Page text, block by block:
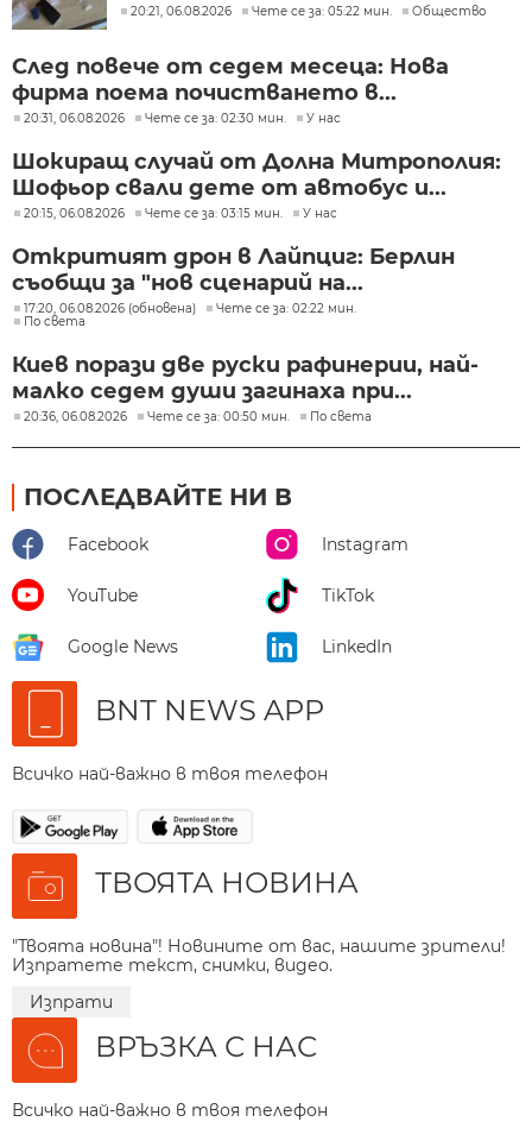
20:21, 06.08.2026 Чете се за: 05:22 мин. Общество
След повече от седем месеца: Нова
фирма поема почистването в...
20:31, 06.08.2026 Чете се за: 02:30 мин. У нас
Шокиращ случай от Долна Митрополия:
Шофьор свали дете от автобус и...
20:15, 06.08.2026 Чете се за: 03:15 мин. У нас
Откритият дрон в Лайпциг: Берлин
съобщи за "нов сценарий на...
17:20, 06.08.2026 (обновена)
Чете се за: 02:22 мин.
По света
Киев порази две руски рафинерии, най-
малко седем души загинаха при...
20:36, 06.08.2026 Чете се за: 00:50 мин. По света
ПОСЛЕДВАЙТЕ НИ В
Facebook Instagram
YouTube TikTok
Google News LinkedIn
BNT NEWS APP
Всичко най-важно в твоя телефон
ТВОЯТА НОВИНА
"Твоята новина"! Новините от вас, нашите зрители!
Изпратете текст, снимки, видео.
Изпрати
ВРЪЗКА С НАС
Всичко най-важно в твоя телефон